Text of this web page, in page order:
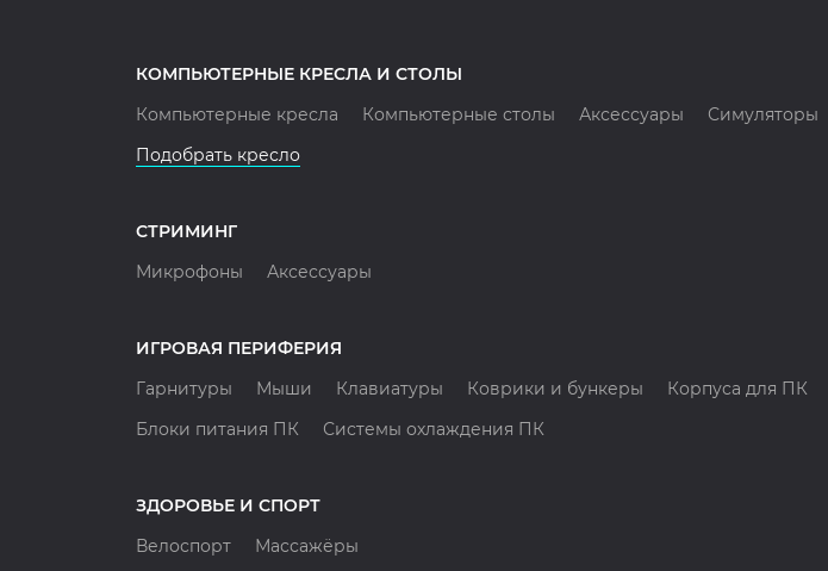
КОМПЬЮТЕРНЫЕ КРЕСЛА И СТОЛЫ
Компьютерные кресла
Компьютерные столы Аксессуары
Симуляторы
Подобрать кресло
СТРИМИНГ
Микрофоны
Аксессуары
ИГРОВАЯ ПЕРИФЕРИЯ
Гарнитуры
Мыши Клавиатуры Коврики и бункеры
Корпуса для ПК
Блоки питания ПК
Системы охлаждения ПК
ЗДОРОВЬЕ И СПОРТ
Велоспорт
Массажёры